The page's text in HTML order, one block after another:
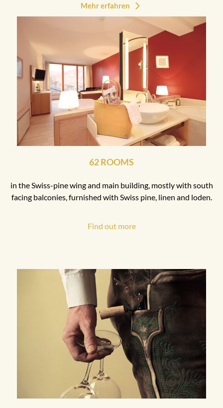
Mehr erfahren
62 ROOMS
in the Swiss-pine wing and main building, mostly with south
facing balconies, furnished with Swiss pine, linen and loden.
Find out more